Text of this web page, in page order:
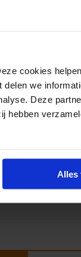
cookies
we
Deze
hebben
Alles
Maarten